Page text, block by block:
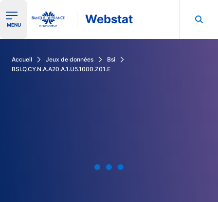
Ouvrir le menu de navigation
MENU Webstat
Accueil Jeux de données
Bsi
BSI.Q.CY.N.A.A20.A.1.U5.1000.Z01.E